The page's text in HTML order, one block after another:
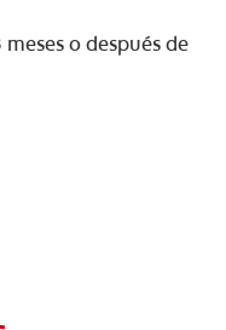
o después de